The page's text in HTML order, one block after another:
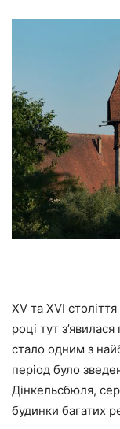
XV та XVI
році тут
стало одним з
період було
Дінкельсбюля,
будинки багатих